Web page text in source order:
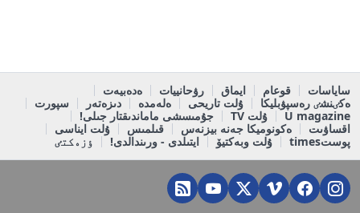
ساياسات قوعام ايماق رۋحانييات
ەدەبيەت
ەكٸنشٸ رەسپۋبليكا
ۇلت تاريحى ەلەمدە دىزەتەر
سپورت
U magazine
ۇلت TV
جۇمىسشى ماماندىقتار جىلى!
اقساۋىت
ەكونوميكا جەنە بيزنەس قىلمىس
ۇلت ايناسى
پوستtimes
ۇلت وبەكتيۆ ايتىلدى - ورىندالدى! ٶزەكتٸ